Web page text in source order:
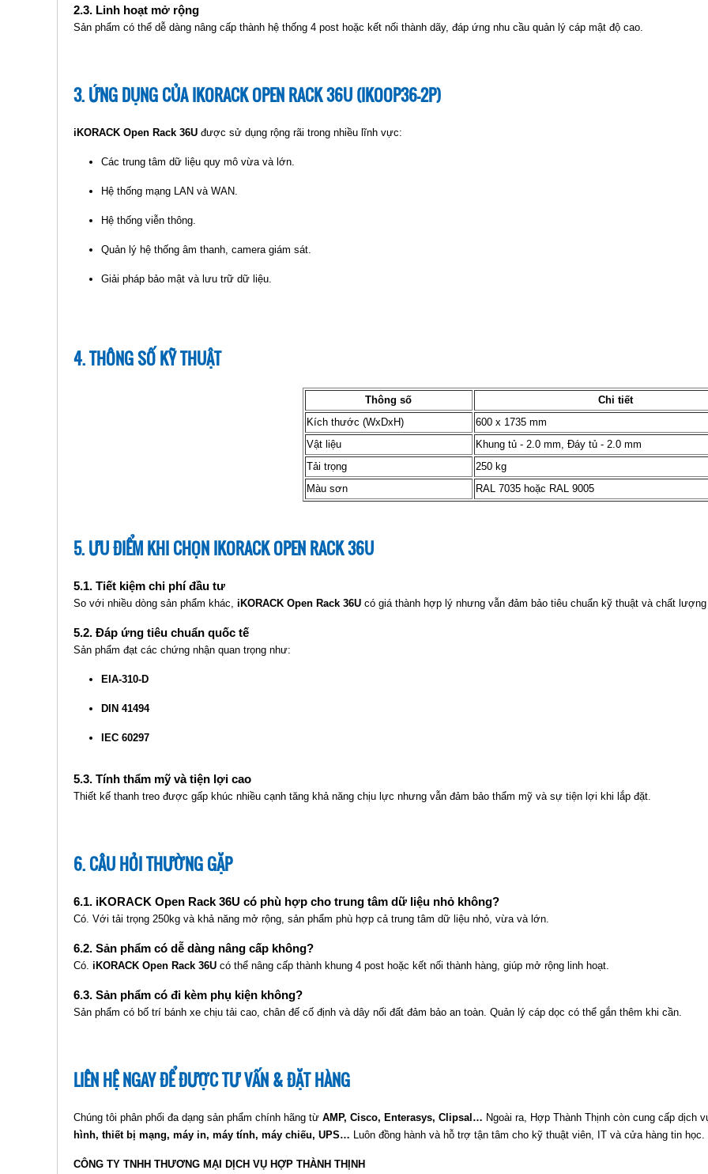
2.3. Linh hoạt mở rộng
Sản phẩm có thể dễ dàng nâng cấp thành hệ thống 4 post hoặc kết nối thành dãy, đáp ứng nhu cầu quản lý cáp mật độ cao.
3. ỨNG DỤNG CỦA IKORACK OPEN RACK 36U (IKOOP36-2P)
iKORACK Open Rack 36U được sử dụng rộng rãi trong nhiều lĩnh vực:
Các trung tâm dữ liệu quy mô vừa và lớn.
Hệ thống mạng LAN và WAN.
Hệ thống viễn thông.
Quản lý hệ thống âm thanh, camera giám sát.
Giải pháp bảo mật và lưu trữ dữ liệu.
4. THÔNG SỐ KỸ THUẬT
Thông số
Chi tiết
Kích thước (WxDxH)
600 x 1735 mm
Vật liệu
Khung tủ - 2.0 mm, Đáy tủ - 2.0 mm
Tải trọng
250 kg
Màu sơn
RAL 7035 hoặc RAL 9005
5. ƯU ĐIỂM KHI CHỌN IKORACK OPEN RACK 36U
5.1. Tiết kiệm chi phí đầu tư
So với nhiều dòng sản phẩm khác, iKORACK Open Rack 36U có giá thành hợp lý nhưng vẫn đảm bảo tiêu chuẩn kỹ thuật và chất
5.2. Đáp ứng tiêu chuẩn quốc tế
Sản phẩm đạt các chứng nhận quan trọng như:
EIA-310-D
DIN 41494
IEC 60297
5.3. Tính thẩm mỹ và tiện lợi cao
Thiết kế thanh treo được gấp khúc nhiều cạnh tăng khả năng chịu lực nhưng vẫn đảm bảo thẩm mỹ và sự tiện lợi khi lắp đặt.
6. CÂU HỎI THƯỜNG GẶP
6.1. iKORACK Open Rack 36U có phù hợp cho trung tâm dữ liệu nhỏ không?
Có. Với tải trọng 250kg và khả năng mở rộng, sản phẩm phù hợp cả trung tâm dữ liệu nhỏ, vừa và lớn.
6.2. Sản phẩm có dễ dàng nâng cấp không?
Có. iKORACK Open Rack 36U có thể nâng cấp thành khung 4 post hoặc kết nối thành hàng, giúp mở rộng linh hoạt.
6.3. Sản phẩm có đi kèm phụ kiện không?
Sản phẩm có bố trí bánh xe chịu tải cao, chân đế cố định và dây nối đất đảm bảo an toàn. Quản lý cáp dọc có thể gắn thêm khi cần.
LIÊN HỆ NGAY ĐỂ ĐƯỢC TƯ VẤN & ĐẶT HÀNG
Chúng tôi phân phối đa dạng sản phẩm chính hãng từ AMP, Cisco, Enterasys, Clipsal… Ngoài ra, Hợp Thành Thịnh còn cung cấp dịch
hình, thiết bị mạng, máy in, máy tính, máy chiếu, UPS… Luôn đồng hành và hỗ trợ tận tâm cho kỹ thuật viên, IT và cửa hàng tin học.
CÔNG TY TNHH THƯƠNG MẠI DỊCH VỤ HỢP THÀNH THỊNH